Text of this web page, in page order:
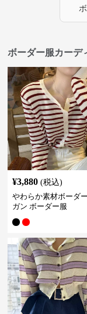
ボーダー服カーデ
¥3,880 (税込)
やわらか素材ボーダ
ガン ボーダー服